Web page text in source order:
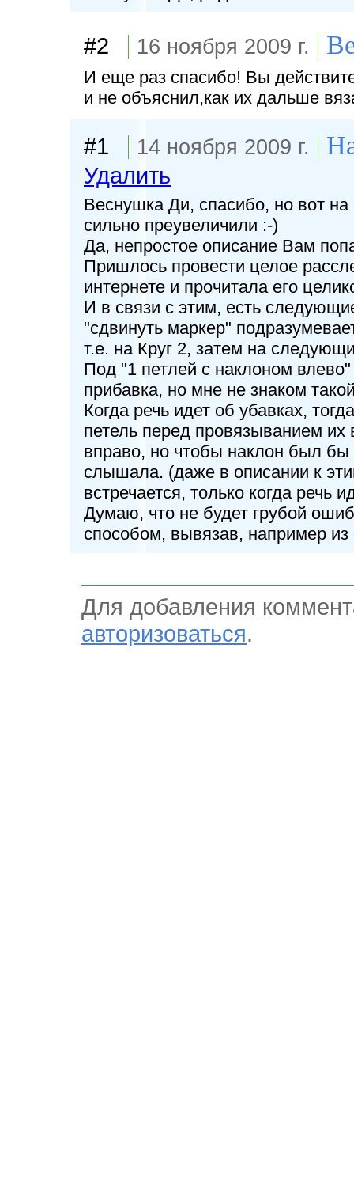
#2 16 ноября 2009 г.
И еще раз спасибо! Вы
и не объяснил,как их дальше
#1 14 ноября 2009 г.
Удалить
Веснушка Ди, спасибо, но вот
сильно преувеличили :-)
Да, непростое описание Вам
Пришлось провести целое
интернете и прочитала его
И в связи с этим, есть
"сдвинуть маркер"
т.е. на Круг 2, затем на
Под "1 петлей с наклоном
прибавка, но мне не знаком
Когда речь идет об убавках,
петель перед провязыванием
вправо, но чтобы наклон был
слышала. (даже в описании к
встречается, только когда речь
Думаю, что не будет грубой
способом, вывязав, например из
Для добавления
авторизоваться.